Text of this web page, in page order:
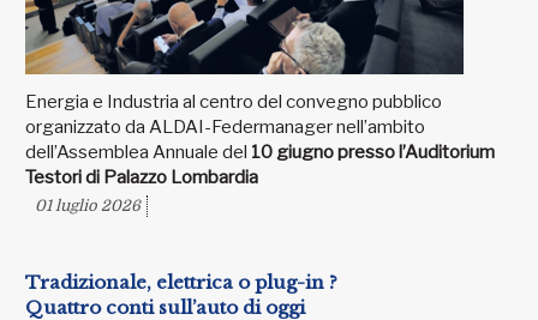
Energia e Industria al centro del convegno pubblico
organizzato da ALDAI-Federmanager nell’ambito
dell’Assemblea Annuale del 10 giugno presso l’Auditorium
Testori di Palazzo Lombardia
01 luglio 2026
Tradizionale, elettrica o plug-in ?
Quattro conti sull’auto di oggi